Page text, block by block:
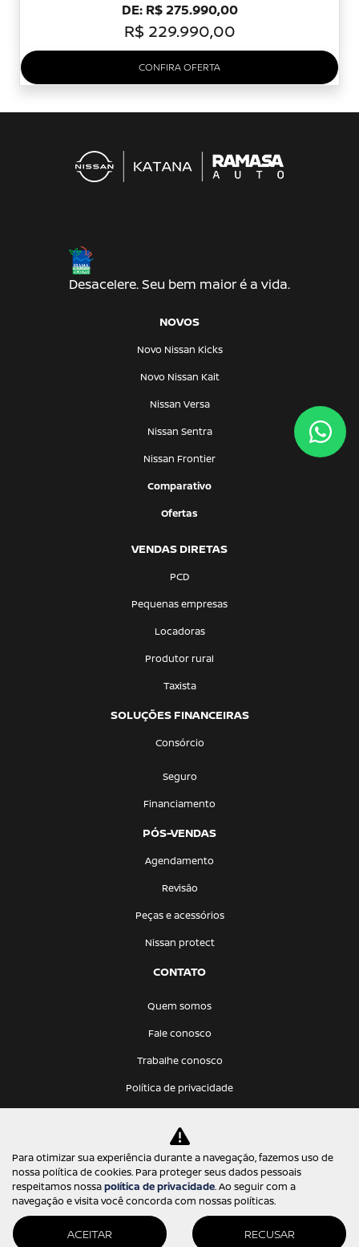
DE: R$ 275.990,00
R$ 229.990,00
CONFIRA OFERTA
Desacelere. Seu bem maior é a vida.
NOVOS
Novo Nissan Kicks
Novo Nissan Kait
Nissan Versa
Nissan Sentra
Nissan Frontier
Comparativo
Ofertas
VENDAS DIRETAS
PCD
Pequenas empresas
Locadoras
Produtor rural
Taxista
SOLUÇÕES FINANCEIRAS
Consórcio
Seguro
Financiamento
PÓS-VENDAS
Agendamento
Revisão
Peças e acessórios
Nissan protect
CONTATO
Quem somos
Fale conosco
Trabalhe conosco
Política de privacidade
KATANA VEICULOS LTDA
12.275.766/0001-68
Desenvolvido pela DEALERSPACE ® Direitos Reservados.
Para otimizar sua experiência durante a navegação, fazemos uso de
nossa política de cookies. Para proteger seus dados pessoais
respeitamos nossapolítica de privacidade. Ao seguir com a
navegação e visita você concorda com nossas políticas.
ACEITAR RECUSAR